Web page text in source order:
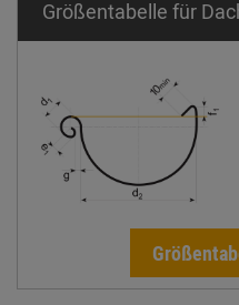
Größentabelle für